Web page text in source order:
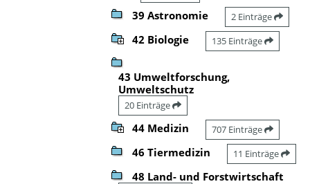
39 Astronomie 2 Einträge
42 Biologie 135 Einträge
43 Umweltforschung,
Umweltschutz
20 Einträge
44 Medizin 707 Einträge
46 Tiermedizin 11 Einträge
48 Land- und Forstwirtschaft